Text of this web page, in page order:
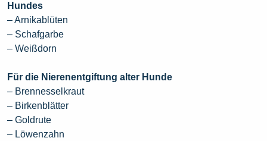
Hundes
– Arnikablüten
– Schafgarbe
– Weißdorn
Für die Nierenentgiftung alter Hunde
– Brennesselkraut
– Birkenblätter
– Goldrute
– Löwenzahn